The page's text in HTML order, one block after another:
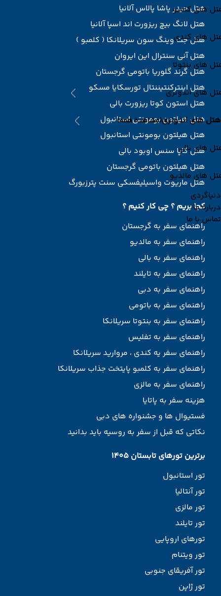
های کلمبو
های کندی
های بنتوتا
های اندونزی
هتل های اندونزی(مشاهده همه)
های بالی
های مالدیو
دنیاگردی
درباره ما
تماس با ما
هتل حیدر پاشا پالاس آلانیا
هتل لانگ بیچ ریزورت اند اسپا آلانیا
هتل جت وینگ سون سریلانکا ( کلمبو )
هتل آنی سنترال این ایروان
هتل گرند گلوریا باتومی گرجستان
هتل اینترکنتیننتال تورسکایا مسکو
هتل استون کوتا ریزورت بالی
هتل هیلتون بومونتی استانبول
هتل هیلتون بومونتی استانبول
هتل کاپا سنس اوبود بالی
هتل هیلتون باتومی گرجستان
هتل ماریوت واسیلیفسکی سنت پترزبورگ
کجا بریم ؟ چی کار کنیم ؟
راهنمای سفر به گرجستان
راهنمای سفر به مالدیو
راهنمای سفر به بالی
راهنمای سفر به تایلند
راهنمای سفر به دبی
راهنمای سفر به باتومی
راهنمای سفر به بنتوتا سریلانکا
راهنمای سفر به تفلیس
راهنمای سفر یه کندی ، مروارید سریلانکا
راهنمای سفر به کلمبو پایتخت جذاب سریلانکا
راهنمای سفر به مالزی
هزینه سفر به پاتایا
فستیوال ها و جشنواره های دبی
نکاتی که قبل از سفر به روسیه باید بدانید
برترین تورهای تابستان 1405
تور استانبول
تور آنتالیا
تور مالزی
تور تایلند
تورهای اروپایی
تور ویتنام
تور آفریقای جنوبی
تور ژاپن